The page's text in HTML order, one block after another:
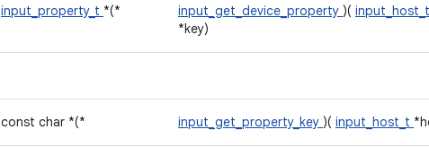
input_property_t *(* input_get_device_property )( input_host_t
*key)
const char *(* input_get_property_key )( input_host_t